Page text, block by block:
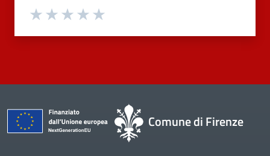
Valuta 4 stelle su 5
Valuta 3 stelle su 5
Valuta 2 stelle su 5
Valuta 1 stelle su 5
Comune di Firenze